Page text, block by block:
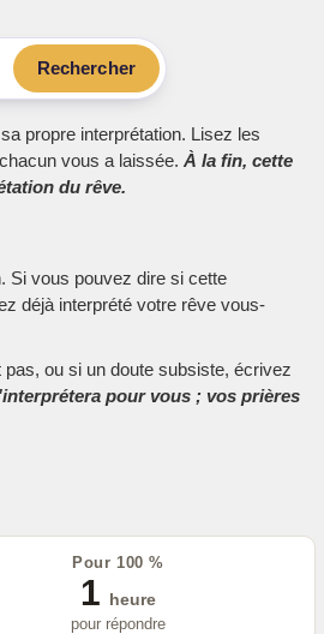
Rechercher
propre interprétation. Lisez les
vous a laissée. À la fin, cette
du rêve.
Si vous pouvez dire si cette
déjà interprété votre rêve vous-
ou si un doute subsiste, écrivez
pour vous ; vos prières
Pour 100 %
1
heure
pour répondre